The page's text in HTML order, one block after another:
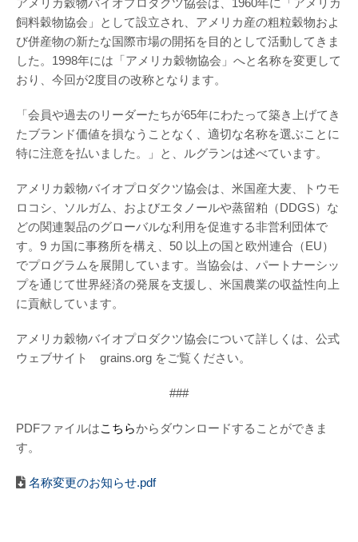
アメリカ穀物バイオプロダクツ協会は、1960年に「アメリカ
飼料穀物協会」として設立され、アメリカ産の粗粒穀物およ
び併産物の新たな国際市場の開拓を目的として活動してきま
した。1998年には「アメリカ穀物協会」へと名称を変更して
おり、今回が2度目の改称となります。
「会員や過去のリーダーたちが65年にわたって築き上げてき
たブランド価値を損なうことなく、適切な名称を選ぶことに
特に注意を払いました。」と、ルグランは述べています。
アメリカ穀物バイオプロダクツ協会は、米国産大麦、トウモ
ロコシ、ソルガム、およびエタノールや蒸留粕（DDGS）な
どの関連製品のグローバルな利用を促進する非営利団体で
す。9 カ国に事務所を構え、50 以上の国と欧州連合（EU）
でプログラムを展開しています。当協会は、パートナーシッ
プを通じて世界経済の発展を支援し、米国農業の収益性向上
に貢献しています。
アメリカ穀物バイオプロダクツ協会について詳しくは、公式
ウェブサイト grains.org をご覧ください。
###
PDFファイルはこちらからダウンロードすることができま
す。
名称変更のお知らせ.pdf